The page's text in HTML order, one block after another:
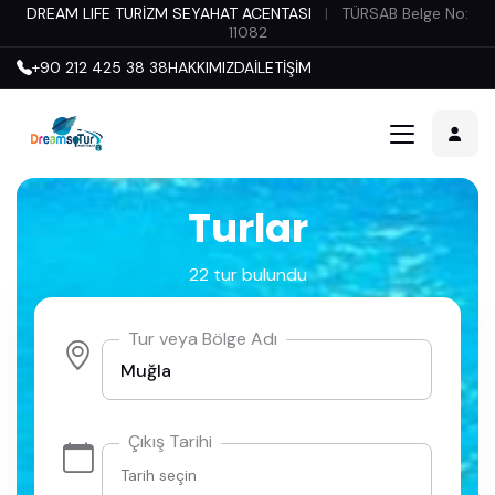
DREAM LIFE TURİZM SEYAHAT ACENTASI |
TÜRSAB Belge No:
11082
+90 212 425 38 38HAKKIMIZDAİLETİŞİM
Turlar
22 tur bulundu
Tur veya Bölge Adı
Çıkış Tarihi